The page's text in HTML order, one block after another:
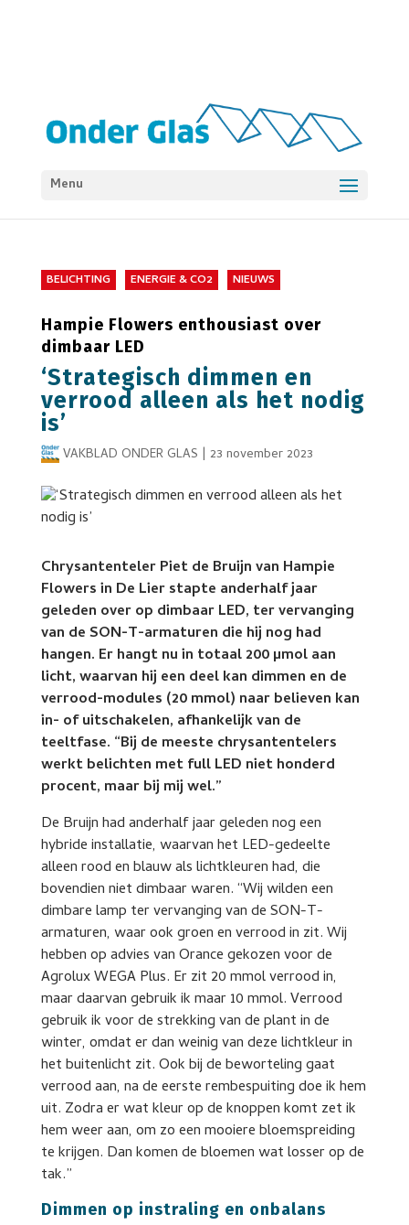
Menu
BELICHTING ENERGIE & CO2 NIEUWS
Hampie Flowers enthousiast over
dimbaar LED
‘Strategisch dimmen en
verrood alleen als het nodig
is’
VAKBLAD ONDER GLAS | 23 november 2023
Chrysantenteler Piet de Bruijn van Hampie
Flowers in De Lier stapte anderhalf jaar
geleden over op dimbaar LED, ter vervanging
van de SON-T-armaturen die hij nog had
hangen. Er hangt nu in totaal 200 µmol aan
licht, waarvan hij een deel kan dimmen en de
verrood-modules (20 mmol) naar believen kan
in- of uitschakelen, afhankelijk van de
teeltfase. “Bij de meeste chrysantentelers
werkt belichten met full LED niet honderd
procent, maar bij mij wel.”
De Bruijn had anderhalf jaar geleden nog een
hybride installatie, waarvan het LED-gedeelte
alleen rood en blauw als lichtkleuren had, die
bovendien niet dimbaar waren. “Wij wilden een
dimbare lamp ter vervanging van de SON-T-
armaturen, waar ook groen en verrood in zit. Wij
hebben op advies van Orance gekozen voor de
Agrolux WEGA Plus. Er zit 20 mmol verrood in,
maar daarvan gebruik ik maar 10 mmol. Verrood
gebruik ik voor de strekking van de plant in de
winter, omdat er dan weinig van deze lichtkleur in
het buitenlicht zit. Ook bij de beworteling gaat
verrood aan, na de eerste rembespuiting doe ik hem
uit. Zodra er wat kleur op de knoppen komt zet ik
hem weer aan, om zo een mooiere bloemspreiding
te krijgen. Dan komen de bloemen wat losser op de
tak.”
Dimmen op instraling en onbalans